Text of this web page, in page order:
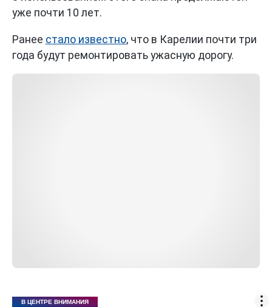
уже почти 10 лет.
Ранее стало известно, что в Карелии почти три
года будут ремонтировать ужасную дорогу.
В ЦЕНТРЕ ВНИМАНИЯ